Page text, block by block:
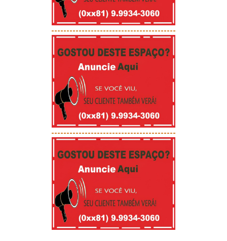
-----------------------------------------
-----------------------------------------